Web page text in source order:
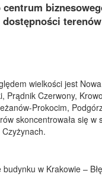
wielkości jest
Prądnik Czerwony,
Prokocim,
skoncentrowała się w
w Krakowie –